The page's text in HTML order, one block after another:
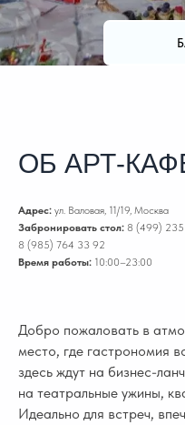
ОБ АРТ-
Адрес: ул. Валовая, 11/19, Москва
Забронировать стол: 8 (499) 235
8 (985) 764 33 92
Время работы: 10:00–23:00
Добро пожаловать в
место, где гастрономия
здесь ждут на бизнес-
на театральные ужины,
Идеально для встреч,